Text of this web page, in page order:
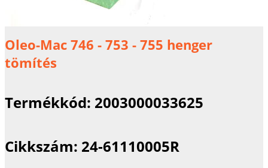
Oleo-Mac 746 - 753 - 755 henger
tömítés
Termékkód: 2003000033625
Cikkszám: 24-61110005R